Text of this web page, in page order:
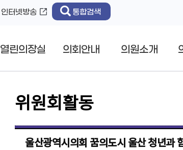
인터넷방송 통합검색
열린의장실 의회안내 의원소개
위원회활동
울산광역시의회 꿈의도시 울산 청년과